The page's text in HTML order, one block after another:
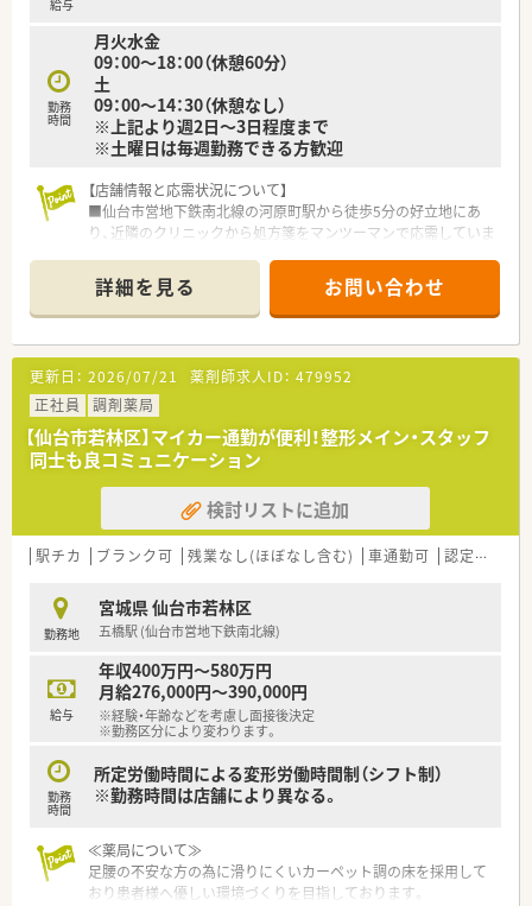
給与
勤務
時間
月火水金
09：00～18：00（休憩60分）
土
09：00～14：30（休憩なし）
※上記より週2日～3日程度まで
※土曜日は毎週勤務できる方歓迎
【店舗情報と応需状況について】
■仙台市営地下鉄南北線の河原町駅から徒歩5分の好立地にあ
り、近隣のクリニックから処方箋をマンツーマンで応需していま
■処方箋枚数は1日平均30枚程度と比較的落ち着いており、内科
や心療内科をメインに、在宅業務まで幅広く対応しています。
■門前クリニックの診療科目に合わせた開局時間となっており、
平日は18時まで、土曜日は14時までの勤務体制となります。
【勤務実態について】
■残業はほとんど発生しないため、仕事終わりの時間を趣味や家
事、自己研鑽などのプライベートな活動に有効活用できます。
■木曜日と日曜日が固定でお休みとなる週休2日制を採用してお
り、役所や銀行の用事も平日に済ませられるため非常に便利で
す。
■休憩時間は外出することも可能なため、近隣でランチを楽しん
だり買い物を済ませたりと、自由にリフレッシュができます。
■仙台市を中心にクリニック門前で地域密着型の店舗展開を行
っており、患者様との信頼関係を第一に考えて運営している法人
です。
■ベテランスタッフや子育て中の薬剤師が多数在籍しており、互
いに協力し合いながら無理なく働ける風土が根付いています。
■代表は、非常に穏やかで丁寧な説明を心がけているため、相談
しやすい環境です。
詳細を見る お問い合わせ
更新日： 2026/07/21 薬剤師求人ID： 479952
正社員
調剤薬局
【仙台市若林区】マイカー通勤が便利！整形メイン・スタッフ
同士も良コミュニケーション
検討リストに追加
駅チカ ブランク可 残業なし(ほぼなし含む) 車通勤可 認定薬剤師取得支援あり
勤務地
宮城県 仙台市若林区
五橋駅 (仙台市営地下鉄南北線)
給与
年収400万円～580万円
月給276,000円～390,000円
※経験・年齢などを考慮し面接後決定
※勤務区分により変わります。
勤務
時間
所定労働時間による変形労働時間制（シフト制）
※勤務時間は店舗により異なる。
≪薬局について≫
足腰の不安な方の為に滑りにくいカーペット調の床を採用して
おり患者様へ優しい環境づくりを目指しております。